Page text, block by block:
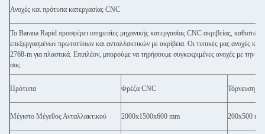
Ανοχές και πρότυπα κατεργασίας CNC
Το Barana Rapid προσφέρει υπηρεσίες μηχανικής κατεργασίας CNC ακριβείας,
επεξεργασμένων πρωτοτύπων και ανταλλακτικών με ακρίβεια. Οι τυπικές μας ανοχές
2768-m για πλαστικά. Επιπλέον, μπορούμε να τηρήσουμε συγκεκριμένες ανοχές με την
σας.
Πρότυπα Φρέζα CNC Τόρνευση
Μέγιστο Μέγεθος Ανταλλακτικού 2000x1500x600 mm 200x500 mm